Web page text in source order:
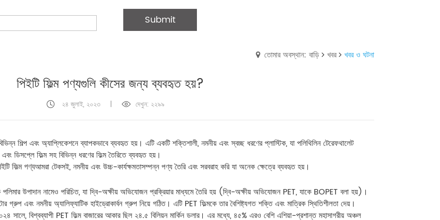
তোমার অবস্থান: বাড়ি খবর খবর ও ঘটনা
পিইটি ফিল্ম পণ্যগুলি কীসের জন্য ব্যবহৃত হয়?
২৪ জুলাই, ২০২৩ | দেখুন: ২২৯৯
শিল্প এবং অ্যাপ্লিকেশনে ব্যাপকভাবে ব্যবহৃত হয়। এটি একটি শক্তিশালী, নমনীয় এবং স্বচ্ছ ধরণের প্লাস্টিক, যা পলিথিলিন টেরেফথালেট
ডিসপ্লে ফিল্ম সহ বিভিন্ন ধরণের ফিল্ম তৈরিতে ব্যবহৃত হয়।
ফিল্ম পণ্যআমরা টেকসই, নমনীয় এবং উচ্চ-কার্যক্ষমতাসম্পন্ন পণ্য তৈরি এবং সরবরাহ করি যা অনেক ক্ষেত্রে ব্যবহৃত হয়।
পলিমার উপাদান নামেও পরিচিত, যা দ্বি-অক্ষীয় অভিযোজন প্রক্রিয়ার মাধ্যমে তৈরি হয় (দ্বি-অক্ষীয় অভিযোজন PET, যাকে BOPET বলা হয়)।
এবং নমনীয় অ্যালিফ্যাটিক হাইড্রোকার্বন গ্রুপ নিয়ে গঠিত। এটি PET ফিল্মকে তার বৈশিষ্ট্যগত শক্তি এবং মাত্রিক স্থিতিশীলতা দেয়।
২০২৪ সালে, বিশ্বব্যাপী PET ফিল্ম বাজারের আকার ছিল ২৪.৫ বিলিয়ন মার্কিন ডলার। এর মধ্যে, ৪৫% এরও বেশি এশিয়া-প্রশান্ত মহাসাগরীয় অঞ্চল